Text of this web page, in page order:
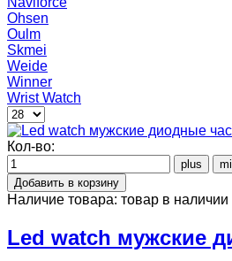
Ohsen
Oulm
Skmei
Weide
Winner
Wrist Watch
Кол-во:
Наличие товара: товар в наличии
Led watch мужские